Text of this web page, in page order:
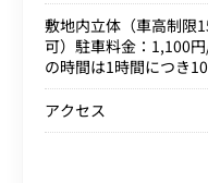
敷地内立体（車高制限
可）駐車料金：1,100
の時間は1時間につき
アクセス